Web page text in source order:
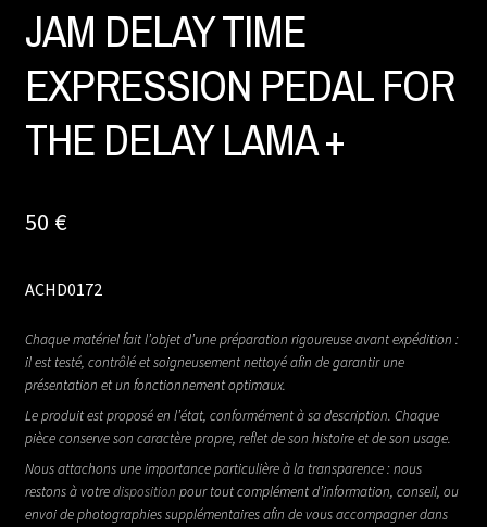
JAM DELAY TIME
EXPRESSION PEDAL FOR
THE DELAY LAMA +
50 €
ACHD0172
Chaque matériel fait l’objet d’une préparation rigoureuse avant expédition :
il est testé, contrôlé et soigneusement nettoyé afin de garantir une
présentation et un fonctionnement optimaux.
Le produit est proposé en l’état, conformément à sa description. Chaque
pièce conserve son caractère propre, reflet de son histoire et de son usage.
Nous attachons une importance particulière à la transparence : nous
restons à votredisposition pour tout complément d’information, conseil, ou
envoi de photographies supplémentaires afin de vous accompagner dans